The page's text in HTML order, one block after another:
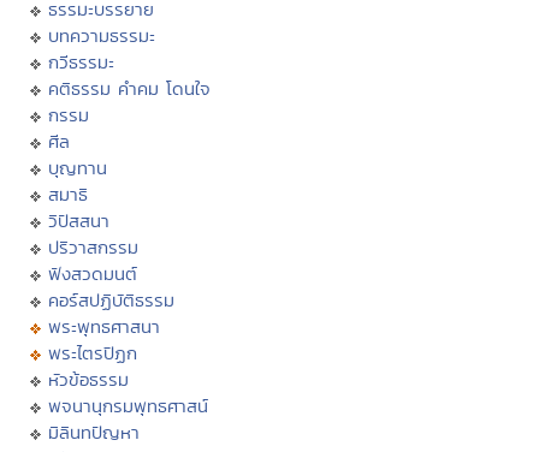
ธรรมะบรรยาย
บทความธรรมะ
กวีธรรมะ
คติธรรม คำคม โดนใจ
กรรม
ศีล
บุญทาน
สมาธิ
วิปัสสนา
ปริวาสกรรม
ฟังสวดมนต์
คอร์สปฏิบัติธรรม
พระพุทธศาสนา
พระไตรปิฏก
หัวข้อธรรม
พจนานุกรมพุทธศาสน์
มิลินทปัญหา